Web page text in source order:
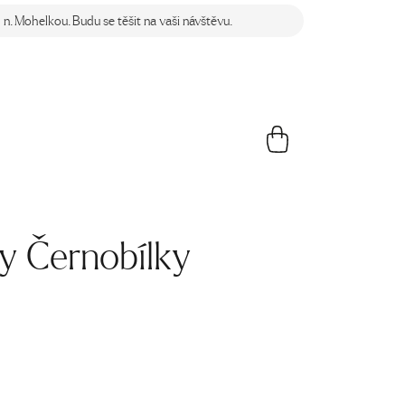
Mohelkou. Budu se těšit na vaši návštěvu.
Černobílky